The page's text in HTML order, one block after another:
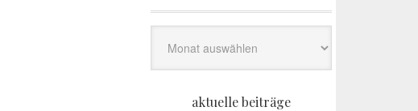
aktuelle beiträge